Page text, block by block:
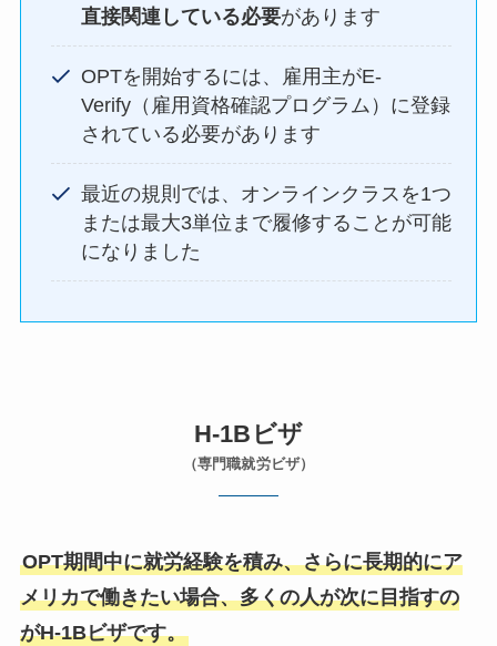
直接関連している必要があります
OPTを開始するには、雇用主がE-
Verify（雇用資格確認プログラム）に登録
されている必要があります
最近の規則では、オンラインクラスを1つ
または最大3単位まで履修することが可能
になりました
H-1Bビザ
（専門職就労ビザ）
OPT期間中に就労経験を積み、さらに長期的にア
メリカで働きたい場合、多くの人が次に目指すの
がH-1Bビザです。